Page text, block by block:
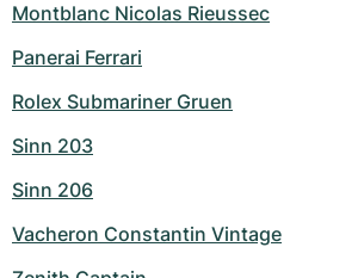
Montblanc Nicolas Rieussec
Panerai Ferrari
Rolex Submariner Gruen
Sinn 203
Sinn 206
Vacheron Constantin Vintage